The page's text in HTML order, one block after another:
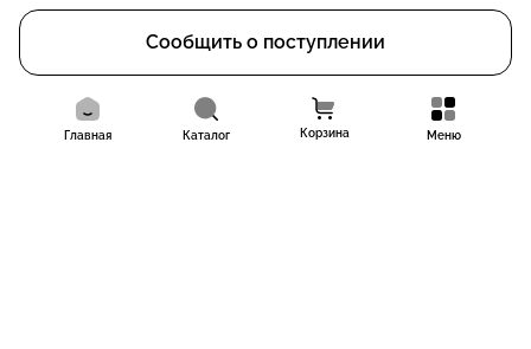
Сообщить о поступлении
Главная Каталог Корзина Меню